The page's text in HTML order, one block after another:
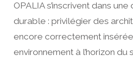
OPALIA s’inscrivent dans
durable : privilégier des
encore correctement
environnement à l’horizon